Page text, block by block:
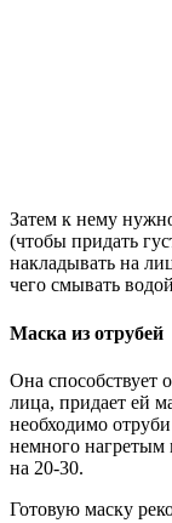
Затем к нему
(чтобы придать
накладывать на
чего смывать
Маска из отрубей
Она способствует
лица, придает ей
необходимо
немного нагретым
на 20-30.
Готовую маску